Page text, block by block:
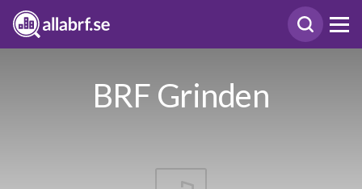
BRF Grinden